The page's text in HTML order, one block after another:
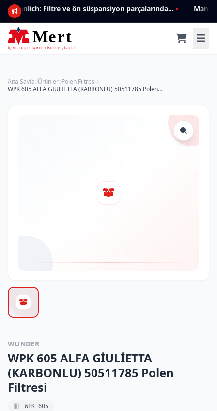
Mannlich: Filtre ve ön süspansiyon parçalarında genişleyen ürün yelpazesiyle kalite ve güven.
Ana Sayfa Ürünler Polen Filtresi
WPK 605 ALFA GİULİETTA (KARBONLU) 50511785 Polen Filtresi
WUNDER
WPK 605 ALFA GİULİETTA
(KARBONLU) 50511785 Polen
Filtresi
WPK 605